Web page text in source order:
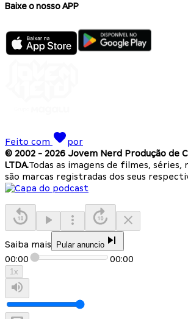
Baixe o nosso APP
Feito com
por
© 2002 - 2026 Jovem Nerd Produção de
LTDA.Todas as imagens de filmes, séries,
são marcas registradas dos seus
Saiba mais Pular anuncio
00:00 00:00
1x